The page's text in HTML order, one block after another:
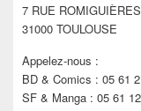
barre
latérale
7 RUE ROMIGUIÈRES
31000 TOULOUSE
Appelez-nous :
BD & Comics : 05 61
SF & Manga : 05 61